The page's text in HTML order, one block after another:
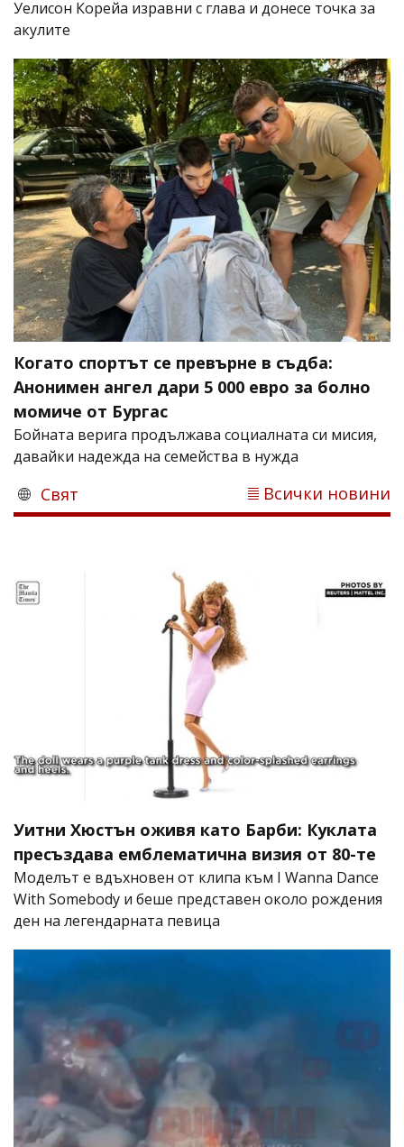
Уелисон Корейа изравни с глава и донесе точка за
акулите
Когато спортът се превърне в съдба:
Анонимен ангел дари 5 000 евро за болно
момиче от Бургас
Бойната верига продължава социалната си мисия,
давайки надежда на семейства в нужда
Свят Всички новини
Уитни Хюстън оживя като Барби: Куклата
пресъздава емблематична визия от 80-те
Моделът е вдъхновен от клипа към I Wanna Dance
With Somebody и беше представен около рождения
ден на легендарната певица